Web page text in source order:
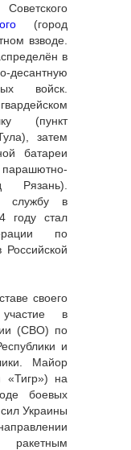
(город
взводе.
в
десантную
войск.
(пункт
затем
батареи
Рязань).
службу в
году стал
по
своего
в
(СВО) по
и
Майор
«Тигр») на
боевых
Украины